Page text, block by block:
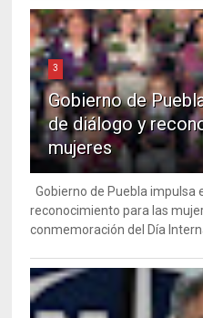
3
Gobierno de
de diálogo y
mujeres
Gobierno de Puebla impulsa
reconocimiento para las
conmemoración del Día